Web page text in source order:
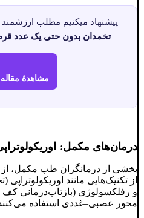
پیشنهاد میکنیم مطلب ارزشمند
تخمدان بدون حتی یک عدد
مشاهدهٔ
درمان‌های مکمل:
بخشی از درمانگران طب مکمل،
از تکنیک‌هایی مانند
و رفلکسولوژی (بازتاب‌درمانی کف
محور عصبی–غددی استفاده